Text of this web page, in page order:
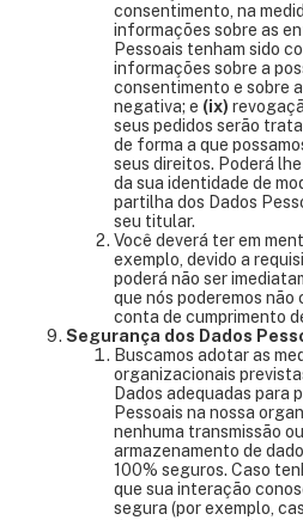
consentimento, na
informações sobre as
Pessoais tenham sido
informações sobre a
consentimento e sobre
negativa; e (ix)
seus pedidos serão
de forma a que
seus direitos. Poderá
da sua identidade de
partilha dos Dados
seu titular.
Você deverá ter em
exemplo, devido a
poderá não ser
que nós poderemos
conta de cumprimento
Segurança dos Dados
Buscamos adotar as
organizacionais
Dados adequadas para
Pessoais na nossa
nenhuma transmissão
armazenamento de
100% seguros. Caso
que sua interação
segura (por exemplo,